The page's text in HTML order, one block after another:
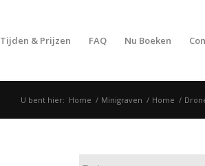
Tijden & Prijzen FAQ Nu Boeken
U bent hier: Home / Minigraven / Home /